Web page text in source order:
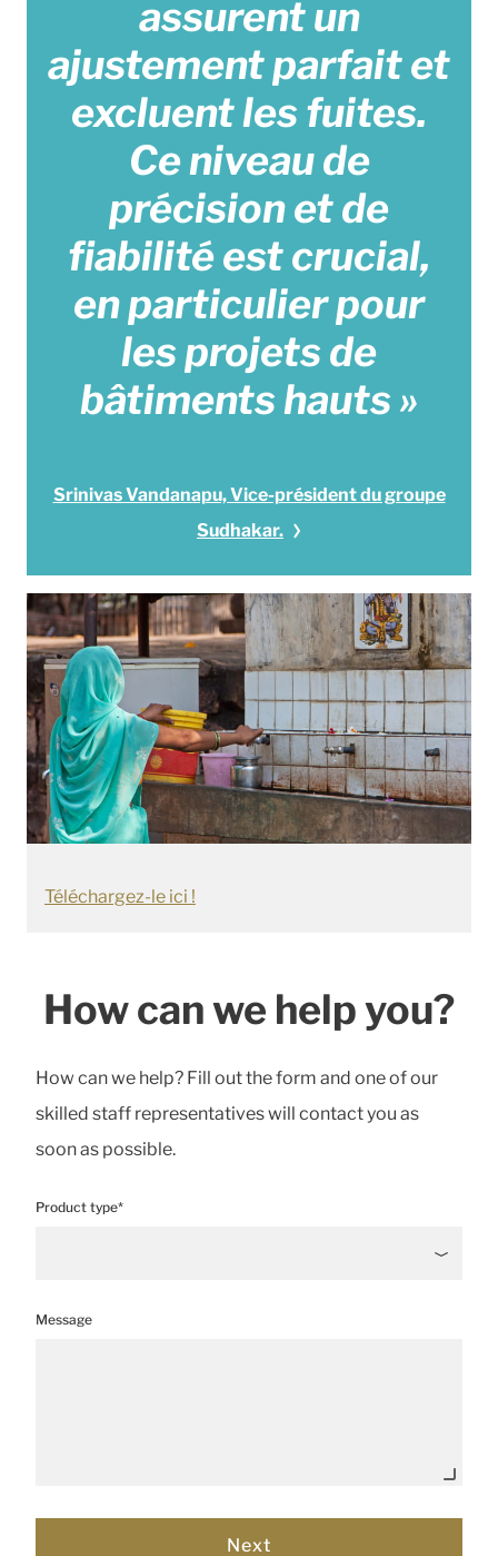
assurent un
ajustement parfait et
excluent les fuites.
Ce niveau de
précision et de
fiabilité est crucial,
en particulier pour
les projets de
bâtiments hauts »
Srinivas Vandanapu, Vice-président du groupe
Sudhakar.
Téléchargez-le ici !
How can we help you?
How can we help? Fill out the form and one of our
skilled staff representatives will contact you as
soon as possible.
Product type*
Message